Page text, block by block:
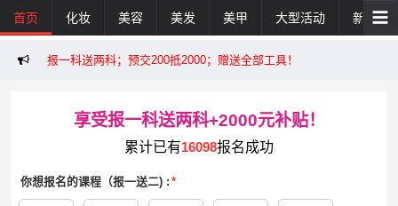
首页 化妆 美容 美发 美甲 大型活动 新闻活
报一科送两科；预交200抵2000；赠送全部工具！
享受报一科送两科+2000元补贴！
累计已有16098报名成功
你想报名的课程（报一送二) : *